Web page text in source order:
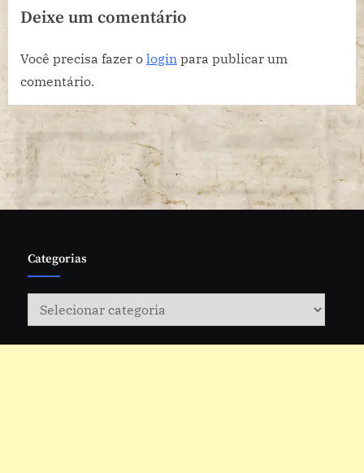
sociedade
Deixe um comentário
Você precisa fazer o login para publicar um
comentário.
Categorias
Categorias